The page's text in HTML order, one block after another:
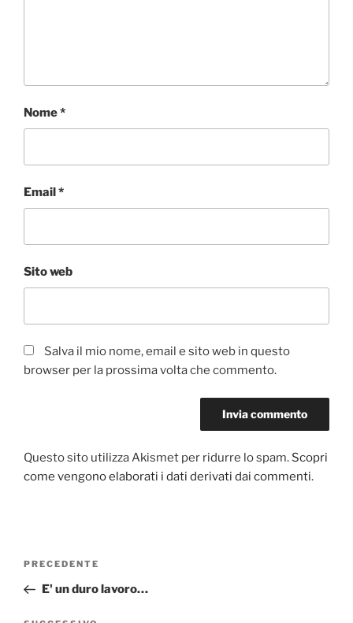
Nome*
Email*
Sito web
Salva il mio nome, email e sito web in questo
browser per la prossima volta che commento.
Questo sito utilizza Akismet per ridurre lo spam. Scopri
come vengono elaborati i dati derivati dai commenti.
Navigazione
Articolo
precedente:
PRECEDENTE
E' un duro lavoro…